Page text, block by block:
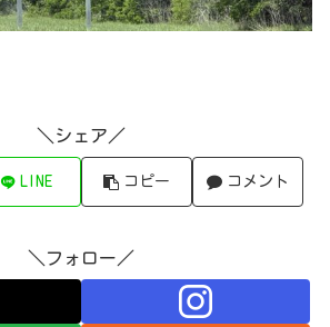
＼シェア／
LINE コピー コメント
＼フォロー／